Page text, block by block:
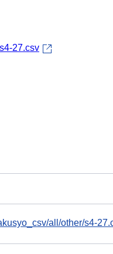
27.csv
all/other/s4-